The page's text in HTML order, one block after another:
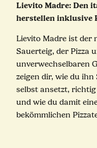
Lievito Madre: Den
herstellen inklusive
Lievito Madre ist der
Sauerteig, der Pizza
unverwechselbaren
zeigen dir, wie du
selbst ansetzt,
und wie du damit
bekömmlichen